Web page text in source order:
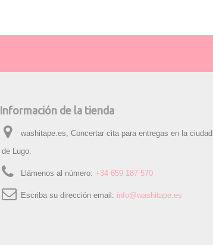
Información de la tienda
washitape.es, Concertar cita para entregas en la ciudad
de Lugo.
Llámenos al número: +34 659 187 570
Escriba su dirección email: info@washitape.es